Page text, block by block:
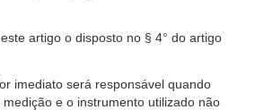
artigo o disposto no § 4° do artigo
imediato será responsável quando
e o instrumento utilizado não